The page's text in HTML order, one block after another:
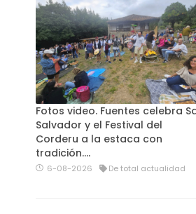
Fotos video. Fuentes celebra
Salvador y el Festival del
Corderu a la estaca con
tradición....
6-08-2026 De total actualidad